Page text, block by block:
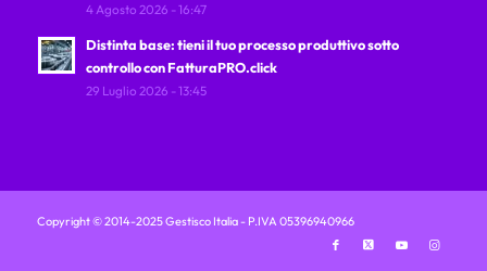
4 Agosto 2026 - 16:47
Distinta base: tieni il tuo processo produttivo sotto
controllo con FatturaPRO.click
29 Luglio 2026 - 13:45
Copyright © 2014-2025 Gestisco Italia - P.IVA 05396940966